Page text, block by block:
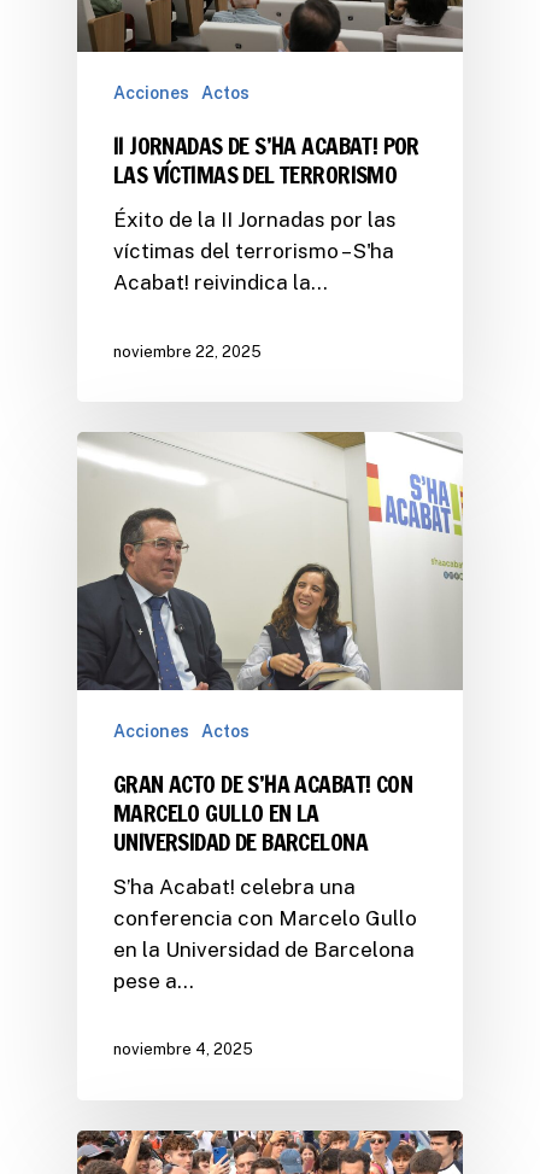
Acciones Actos
II JORNADAS DE S’HA ACABAT! POR
LAS VÍCTIMAS DEL TERRORISMO
Éxito de la II Jornadas por las
víctimas del terrorismo – S'ha
Acabat! reivindica la…
noviembre 22, 2025
Acciones Actos
GRAN ACTO DE S’HA ACABAT! CON
MARCELO GULLO EN LA
UNIVERSIDAD DE BARCELONA
S’ha Acabat! celebra una
conferencia con Marcelo Gullo
en la Universidad de Barcelona
pese a…
noviembre 4, 2025